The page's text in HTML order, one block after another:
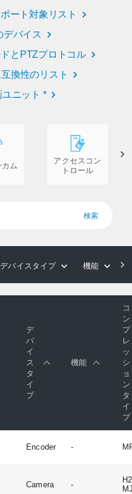
ート対象リスト
デバイス
とPTZプロトコル
換性のリスト
ニット *
ム
アクセスコン
トロール
検索
デバイスタイプ 機能
デ
バ
イ
ス
タ
イ
プ
機能
コ
ン
プ
レ
ッ
シ
ョ
ン
タ
イ
プ
Encoder -
Camera -